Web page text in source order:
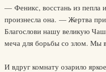
— Феникс, восстань из пепла
произнесла она. — Жертва
Благослови нашу великую
меча для борьбы со злом. Мы
И вдруг комнату озарило